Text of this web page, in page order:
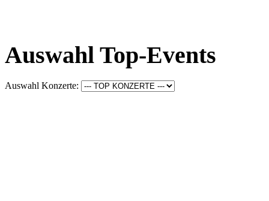
Auswahl Top-Events
Auswahl Konzerte: